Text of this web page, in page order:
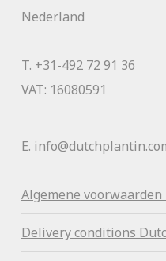
Nederland
T. +31-492 72 91 36
VAT: 16080591
E.
Algemene voorwaarden
Delivery conditions